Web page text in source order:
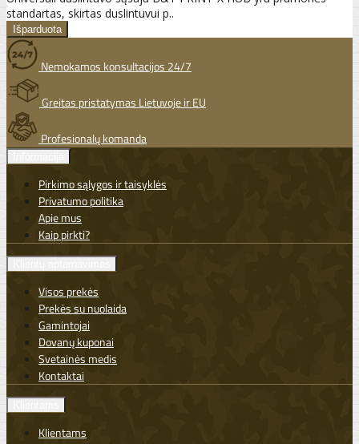
standartas, skirtas duslintuvui p..
Nemokamos konsultacijos 24/7
Greitas pristatymas Lietuvoje ir EU
Profesionalų komanda
Pirkimo sąlygos ir taisyklės
Privatumo politika
Apie mus
Kaip pirkti?
Visos prekės
Prekės su nuolaida
Gamintojai
Dovanų kuponai
Svetainės medis
Kontaktai
Klientams